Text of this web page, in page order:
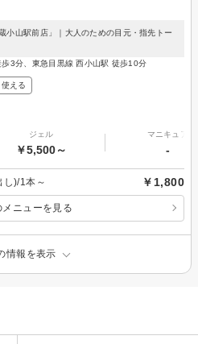
小山駅前店」｜大人のための目元・指先トー
3分、東急目黒線 西小山駅 徒歩10分
える
ジェル
￥5,500～
マニキュア
-
し)/1本～ ￥1,800
メニューを見る
情報を表示